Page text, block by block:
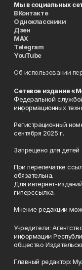
Мы в социальных
ВКонтакте
Одноклассники
Дзен
MAX
Telegram
YouTube
Об использовании
Сетевое издание
Федеральной
информационных
Регистрационный
сентября 2025 г.
Запрещено для детей
При перепечатке
обязательна.
Для интернет-
гиперссылка.
Мнение редакции
Учредители:
информации
общество
Главный редактор: